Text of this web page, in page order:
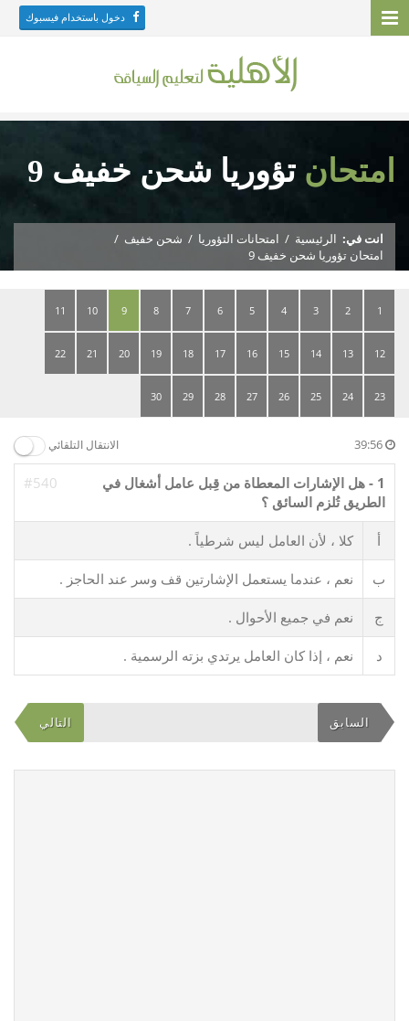
دخول باستخدام فيسبوك
امتحان تؤوريا شحن خفيف 9
انت في: الرئيسية / امتحانات التؤوريا / شحن خفيف /
امتحان تؤوريا شحن خفيف 9
1
2
3
4
5
6
7
8
9
10
11
12
13
14
15
16
17
18
19
20
21
22
23
24
25
26
27
28
29
30
#540
1 - هل الإشارات المعطاة من قِبل عامل أشغال في
الطريق تُلزم السائق ؟
أ كلا ، لأن العامل ليس شرطياً .
ب نعم ، عندما يستعمل الإشارتين قف وسر عند الحاجز .
ج نعم في جميع الأحوال .
د نعم ، إذا كان العامل يرتدي بزته الرسمية .
التالي السابق
الانتقال التلقائي 39:56